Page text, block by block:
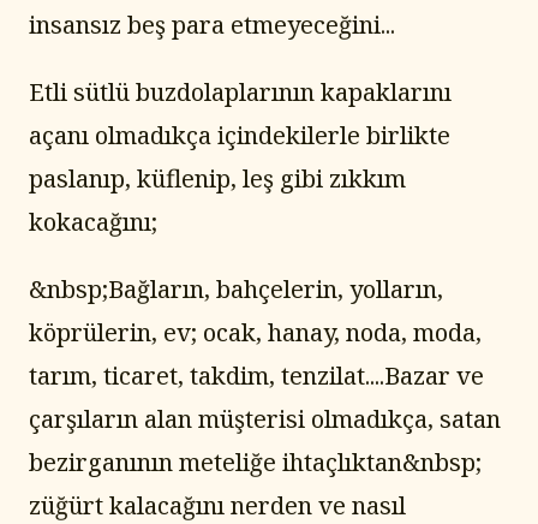
insansız beş para etmeyeceğini...
Etli sütlü buzdolaplarının kapaklarını
açanı olmadıkça içindekilerle birlikte
paslanıp, küflenip, leş gibi zıkkım
kokacağını;
&nbsp;Bağların, bahçelerin, yolların,
köprülerin, ev; ocak, hanay, noda, moda,
tarım, ticaret, takdim, tenzilat....Bazar ve
çarşıların alan müşterisi olmadıkça, satan
bezirganının meteliğe ihtaçlıktan&nbsp;
züğürt kalacağını nerden ve nasıl